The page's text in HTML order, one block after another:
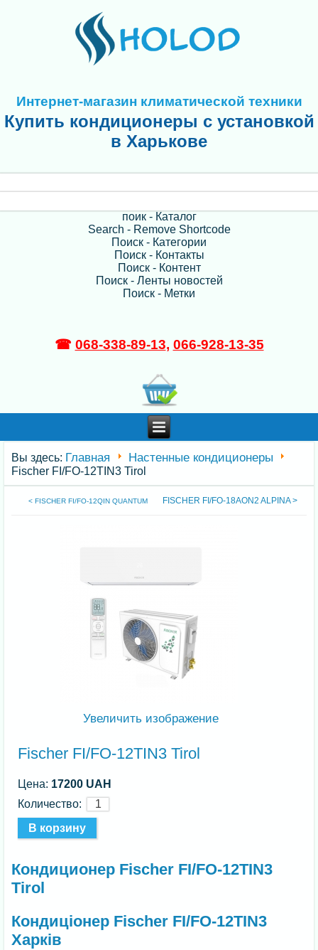
Интернет-магазин климатической техники
Купить кондиционеры с установкой
в Харькове
поик - Каталог
Search - Remove Shortcode
Поиск - Категории
Поиск - Контакты
Поиск - Контент
Поиск - Ленты новостей
Поиск - Метки
☎ 068-338-89-13, 066-928-13-35
Вы здесь: Главная Настенные кондиционеры
Fischer FI/FO-12TIN3 Tirol
< FISCHER FI/FO-12QIN QUANTUM FISCHER FI/FO-18AON2 ALPINA >
Увеличить изображение
Fischer FI/FO-12TIN3 Tirol
Цена: 17200 UAH
Количество:
Кондиционер Fischer FI/FO-12TIN3
Tirol
Кондиціонер Fischer FI/FO-12TIN3
Харків